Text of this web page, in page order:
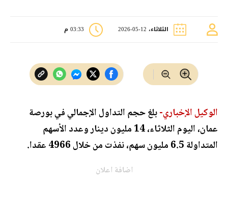
الثلاثاء، 12-05-2026 03:33 م
الوكيل الإخباري-بلغ حجم التداول الإجمالي في بورصة
عمان، اليوم الثلاثاء، 14 مليون دينار وعدد الأسهم
المتداولة 6.5 مليون سهم، نفذت من خلال 4966 عقدا.
اضافة اعلان